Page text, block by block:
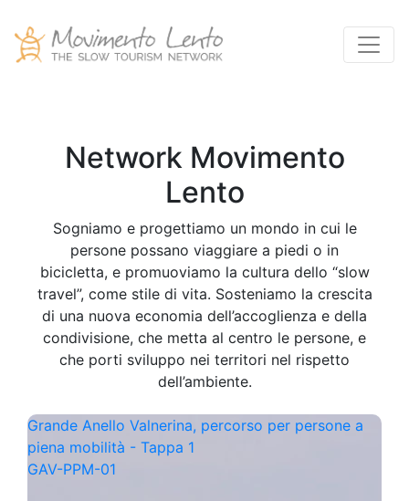
Network Movimento
Lento
Sogniamo e progettiamo un mondo in cui le
persone possano viaggiare a piedi o in
bicicletta, e promuoviamo la cultura dello “slow
travel”, come stile di vita. Sosteniamo la crescita
di una nuova economia dell’accoglienza e della
condivisione, che metta al centro le persone, e
che porti sviluppo nei territori nel rispetto
dell’ambiente.
Grande Anello Valnerina, percorso per persone a
piena mobilità - Tappa 1
GAV-PPM-01